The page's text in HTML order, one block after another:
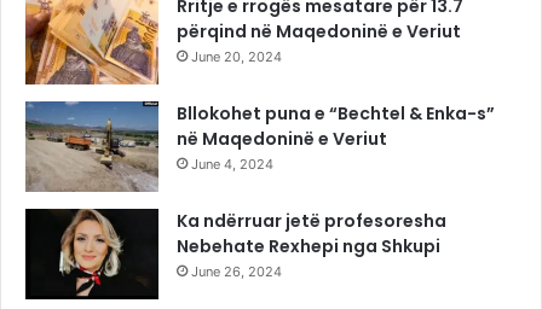
Rritje e rrogës mesatare për 13.7
përqind në Maqedoninë e Veriut
June 20, 2024
Bllokohet puna e “Bechtel & Enka-s”
në Maqedoninë e Veriut
June 4, 2024
Ka ndërruar jetë profesoresha
Nebehate Rexhepi nga Shkupi
June 26, 2024